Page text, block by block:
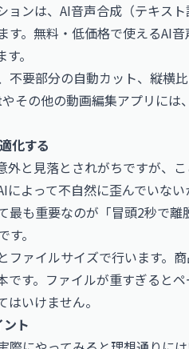
ョンは、AI音声合成（テキス
。無料・低価格で使えるAI
。
不要部分の自動カット、縦横
その他の動画編集アプリには
化する
と見落とされがちですが、こ
よって不自然に歪んでいな
最も重要なのが「冒頭2秒で
。
ァイルサイズで行います。
す。ファイルが重すぎると
いけません。
ト